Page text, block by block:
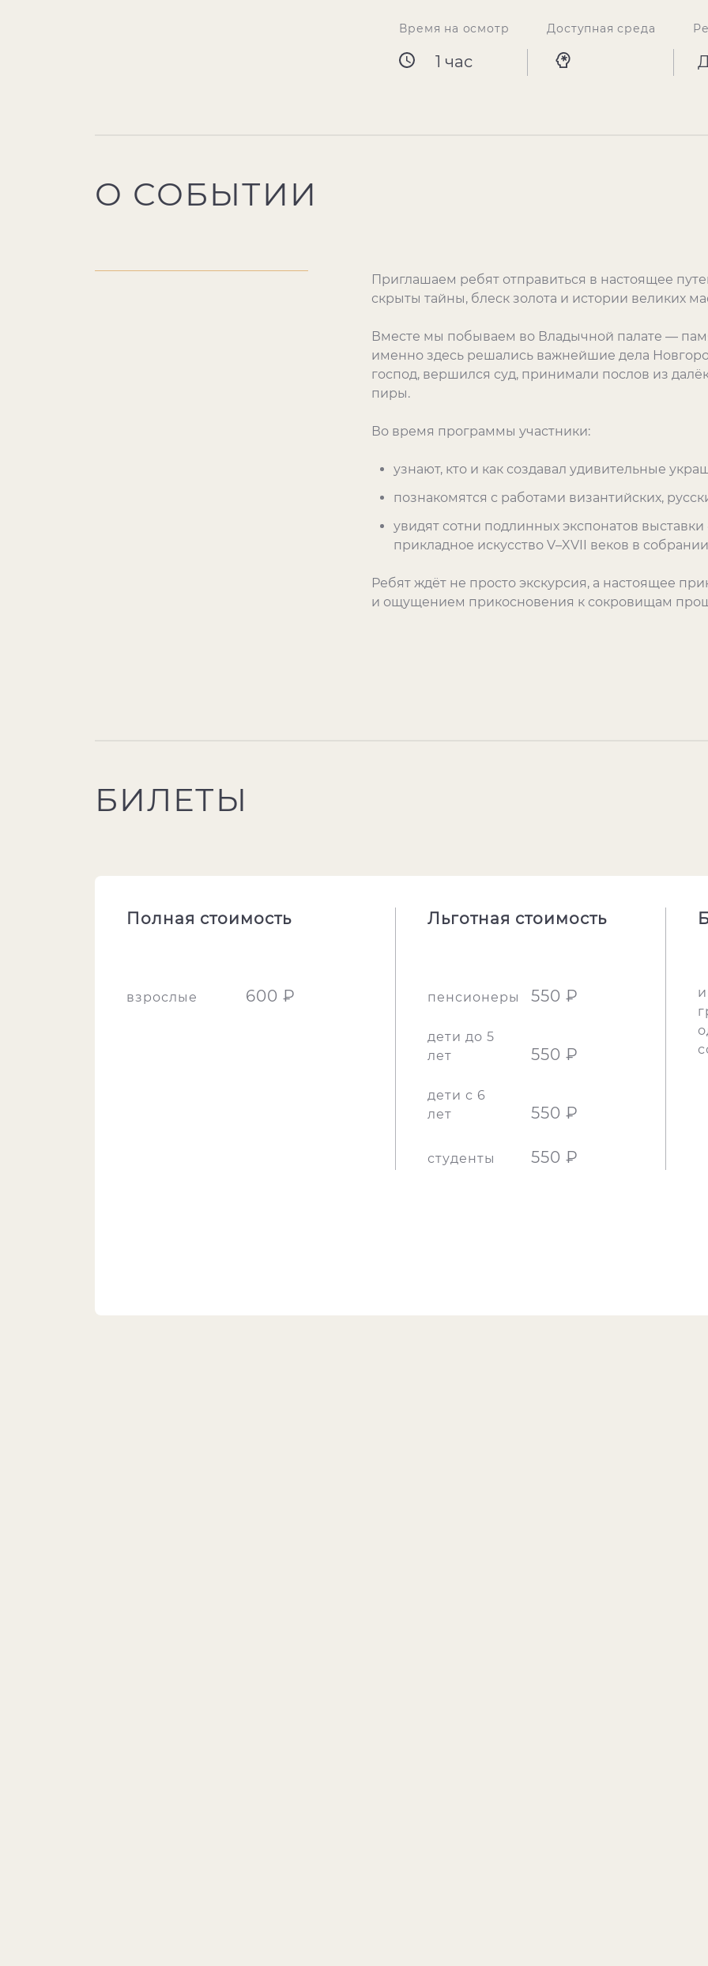
Время на осмотр
1 час
Доступная среда
О СОБЫТИИ
Приглашаем ребят отправиться в настоящее
скрыты тайны, блеск золота и истории великих
Вместе мы побываем во Владычной палате —
именно здесь решались важнейшие дела
господ, вершился суд, принимали послов из
пиры.
Во время программы участники:
узнают, кто и как создавал удивительные
познакомятся с работами византийских,
увидят сотни подлинных экспонатов
прикладное искусство V–XVII веков в
Ребят ждёт не просто экскурсия, а настоящее
и ощущением прикосновения к сокровищам
БИЛЕТЫ
Полная стоимость
взрослые 600 ₽
Льготная стоимость
пенсионеры 550 ₽
дети до 5
лет
550 ₽
дети с 6
лет
550 ₽
студенты 550 ₽